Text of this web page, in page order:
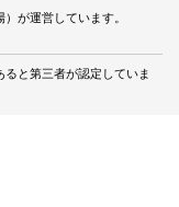
が運営しています。
と第三者が認定していま